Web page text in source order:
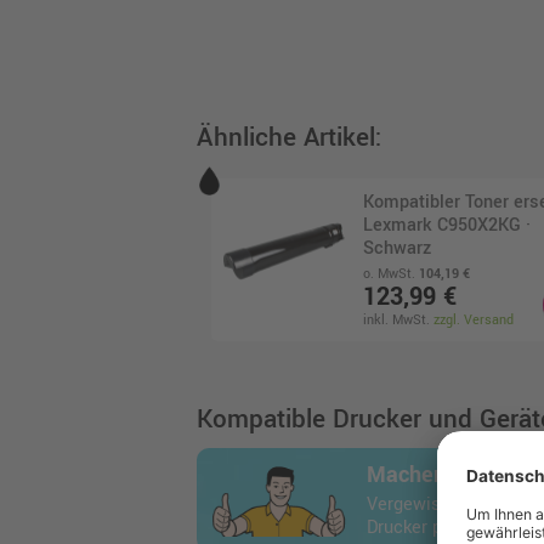
Ähnliche Artikel:
Kompatibler Toner
Lexmark C950X2KG ·
Schwarz
o. MwSt. 104,19 €
123,99 €
inkl. MwSt. zzgl. Versand
Kompatible Drucker und
Machen Sie den
Vergewissern Sie
Drucker passt.